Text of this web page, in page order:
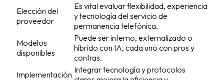
Elección del
proveedor
Es vital evaluar flexibilidad, experiencia
y tecnología del servicio de
permanencia telefónica.
Modelos
disponibles
Puede ser interno, externalizado o
híbrido con IA, cada uno con pros y
contras.
Implementación Integrar tecnología y protocolos